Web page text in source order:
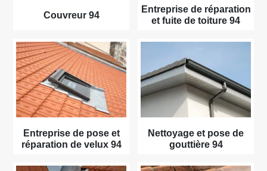
Couvreur 94
Entreprise de réparation
et fuite de toiture 94
Entreprise de pose et
réparation de velux 94
Nettoyage et pose de
gouttière 94